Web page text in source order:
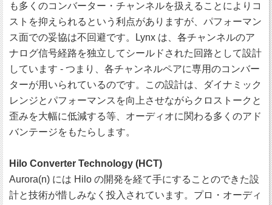
も多くのコンバーター・チャンネルを扱えることによりコ
ストを抑えられるという利点がありますが、パフォーマン
ス面での妥協は不回避です。Lynx は、各チャンネルのア
ナログ信号経路を独立してシールドされた回路として設計
しています - つまり、各チャンネルペアに専用のコンバー
ターが用いられているのです。この設計は、ダイナミック
レンジとパフォーマンスを向上させながらクロストークと
歪みを大幅に低減する等、オーディオに関わる多くのアド
バンテージをもたらします。
Hilo Converter Technology (HCT)
Aurora(n) には Hilo の開発を経て手にすることのできた設
計と技術が惜しみなく投入されています。プロ・オーディ